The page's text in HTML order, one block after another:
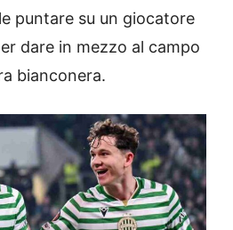
puntare su un giocatore
dare in mezzo al campo
bianconera.